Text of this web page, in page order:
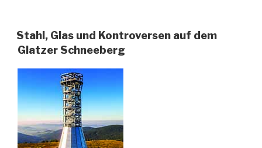
den
Sudeten“
Stahl, Glas und Kontroversen auf dem
Glatzer Schneeberg